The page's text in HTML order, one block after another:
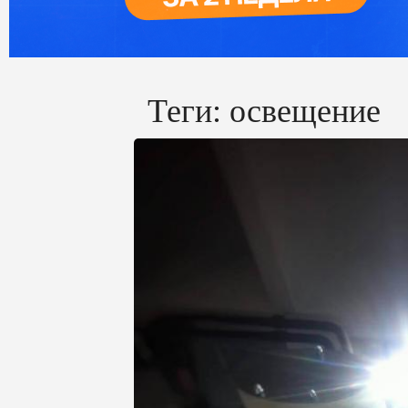
Теги: освещение